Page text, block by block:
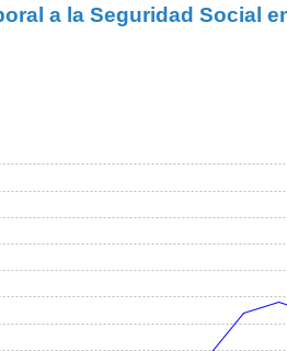
a la Seguridad Social